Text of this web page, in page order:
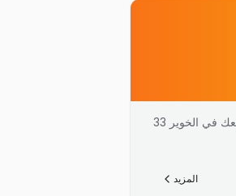
الخوير 33
المزيد